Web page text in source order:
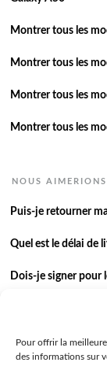
Pour offrir la
des informations sur
Montrer tous les
Montrer tous les
Montrer tous les
Montrer tous les
NOUS
Puis-je retourner
Quel est le délai de
Dois-je signer pour
Je n’ai pas reçu ma
J’ai une autre